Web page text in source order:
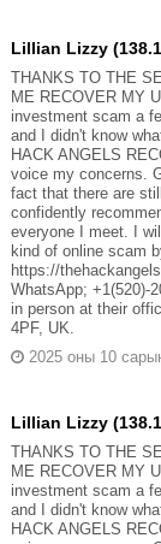
Lillian Lizzy
THANKS TO THE
ME RECOVER MY
investment scam a
and I didn't know
HACK ANGELS
voice my concerns.
fact that there are
confidently
everyone I meet. I
kind of online scam
https://
WhatsApp; +1(520)-
in person at their
4PF, UK.
2025 оны 10
Lillian Lizzy
THANKS TO THE
ME RECOVER MY
investment scam a
and I didn't know
HACK ANGELS